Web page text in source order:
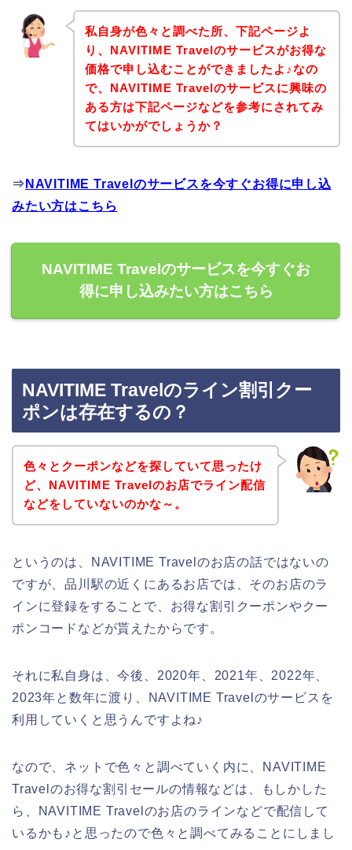
私自身が色々と調べた所、下記ページよ
り、NAVITIME Travelのサービスがお得な
価格で申し込むことができましたよ♪なの
で、NAVITIME Travelのサービスに興味の
ある方は下記ページなどを参考にされてみ
てはいかがでしょうか？
⇒ NAVITIME Travelのサービスを今すぐお得に申し込
みたい方はこちら
NAVITIME Travelのサービスを今すぐお
得に申し込みたい方はこちら
NAVITIME Travelのライン割引クー
ポンは存在するの？
色々とクーポンなどを探していて思ったけ
ど、NAVITIME Travelのお店でライン配信
などをしていないのかな～。
というのは、NAVITIME Travelのお店の話ではないの
ですが、品川駅の近くにあるお店では、そのお店のラ
インに登録をすることで、お得な割引クーポンやクー
ポンコードなどが貰えたからです。
それに私自身は、今後、2020年、2021年、2022年、
2023年と数年に渡り、NAVITIME Travelのサービスを
利用していくと思うんですよね♪
なので、ネットで色々と調べていく内に、NAVITIME
Travelのお得な割引セールの情報などは、もしかした
ら、NAVITIME Travelのお店のラインなどで配信して
いるかも♪と思ったので色々と調べてみることにしまし